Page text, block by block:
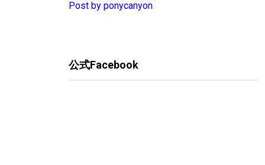
Post by ponycanyon
公式Facebook